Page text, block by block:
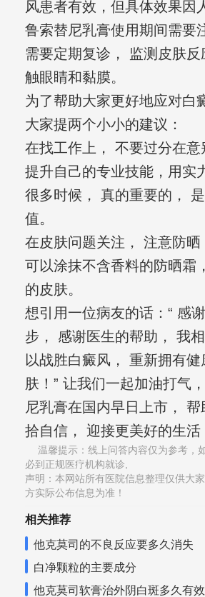
风患者有效，但具体效果因
鲁索替尼乳膏使用期间需要
需要定期复诊， 监测皮肤
触眼睛和黏膜。
为了帮助大家更好地应对白
大家提两个小小的建议：
在找工作上， 不要过分在意
提升自己的专业技能，用实
很多时候， 真的重要的，
值。
在皮肤问题关注， 注意防晒
可以涂抹不含香料的防晒霜
的皮肤。
想引用一位病友的话：“ 感
步， 感谢医生的帮助， 我
以战胜白癜风， 重新拥有
肤！” 让我们一起加油打气
尼乳膏在国内早日上市，
拾自信， 迎接更美好的生活
温馨提示：线上问答内容仅为参考，
必到正规医疗机构就诊,
声明：本网站所有医院信息整理仅供大
方实际公布信息为准！
相关推荐
他克莫司的不良反应要多久消失
白净颗粒的主要成分
他克莫司软膏治外阴白斑多久有